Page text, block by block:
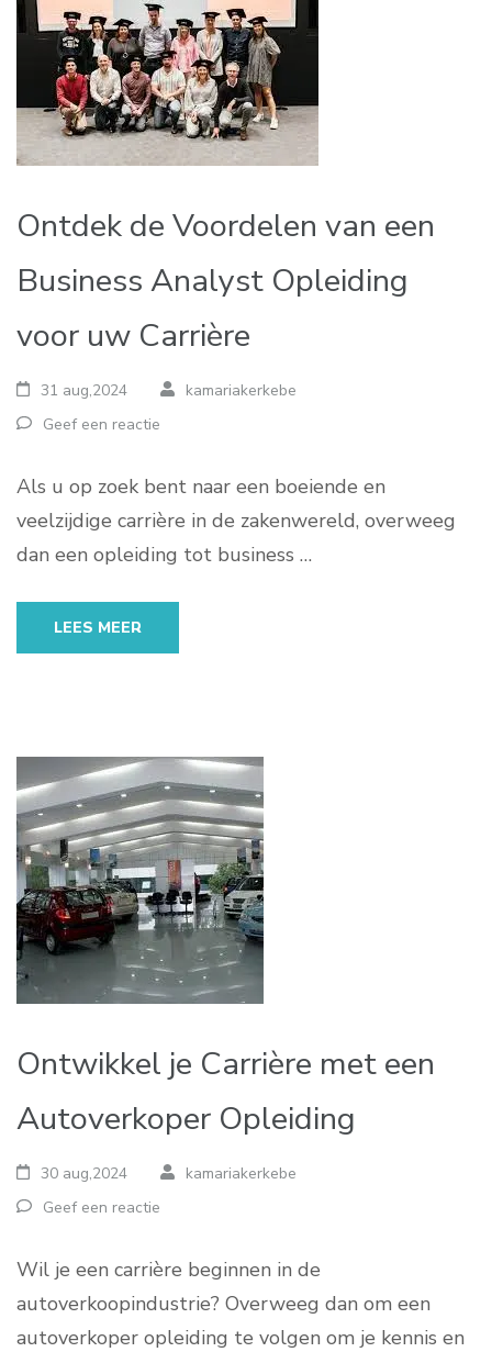
Ontdek de Voordelen van een
Business Analyst Opleiding
voor uw Carrière
31 aug,2024
kamariakerkebe
Geef een reactie
Als u op zoek bent naar een boeiende en
veelzijdige carrière in de zakenwereld, overweeg
dan een opleiding tot business …
LEES MEER
Ontwikkel je Carrière met een
Autoverkoper Opleiding
30 aug,2024
kamariakerkebe
Geef een reactie
Wil je een carrière beginnen in de
autoverkoopindustrie? Overweeg dan om een
autoverkoper opleiding te volgen om je kennis en